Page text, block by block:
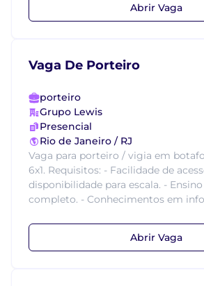
Abrir Vaga
Vaga De Porteiro
porteiro
Grupo Lewis
Presencial
Rio de Janeiro / RJ
Vaga para porteiro / vigia em
6x1. Requisitos: - Facilidade de
disponibilidade para escala. -
completo. - Conhecimentos em
Abrir Vaga